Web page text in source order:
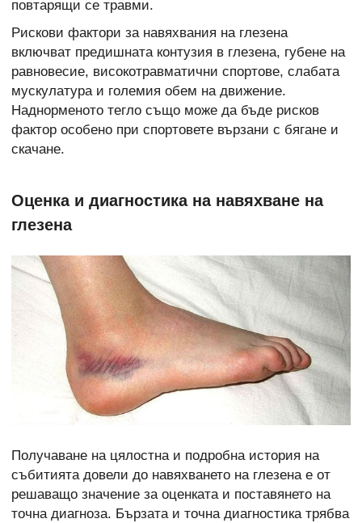
повтарящи се травми.
Рискови фактори за навяхвания на глезена
включват предишната контузия в глезена, губене на
равновесие, високотравматични спортове, слабата
мускулатура и големия обем на движение.
Наднорменото тегло също може да бъде рисков
фактор особено при спортовете вързани с бягане и
скачане.
Оценка и диагностика на навяхване на
глезена
Получаване на цялостна и подробна история на
събитията довели до навяхването на глезена е от
решаващо значение за оценката и поставянето на
точна диагноза. Бързата и точна диагностика трябва